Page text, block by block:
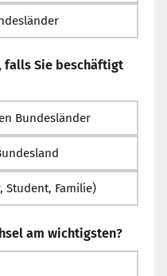
falls Sie beschäftigt
Bundesländer
Student, Familie)
am wichtigsten?